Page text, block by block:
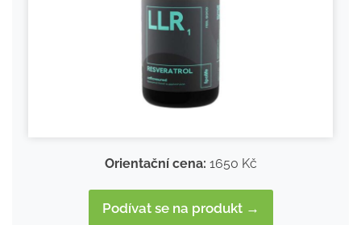
Orientační cena: 1650 Kč
Podívat se na produkt →